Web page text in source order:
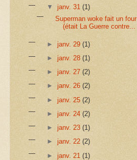
▼ janv. 31 (1)
Superman woke fait un four
(était La Guerre contre...
► janv. 29 (1)
► janv. 28 (1)
► janv. 27 (2)
► janv. 26 (2)
► janv. 25 (2)
► janv. 24 (2)
► janv. 23 (1)
► janv. 22 (2)
► janv. 21 (1)